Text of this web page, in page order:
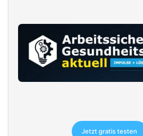
Jetzt gratis testen